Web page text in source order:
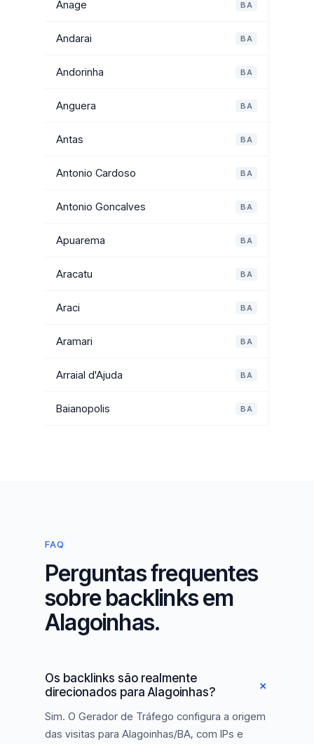
Anage BA
Andarai BA
Andorinha BA
Anguera BA
Antas BA
Antonio Cardoso BA
Antonio Goncalves BA
Apuarema BA
Aracatu BA
Araci BA
Aramari BA
Arraial d'Ajuda BA
Baianopolis BA
FAQ
Perguntas frequentes
sobre backlinks em
Alagoinhas.
Os backlinks são realmente
direcionados para Alagoinhas?
Sim. O Gerador de Tráfego configura a origem
das visitas para Alagoinhas/BA, com IPs e